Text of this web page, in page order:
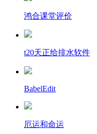
鸿合课堂评价
t20天正给排水软件
BabelEdit
厄运和命运